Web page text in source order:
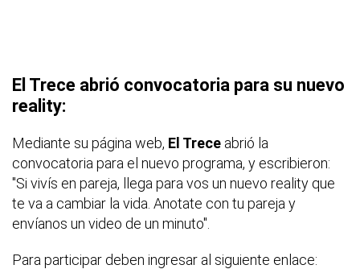
El Trece abrió convocatoria para su nuevo
reality:
Mediante su página web, El Trece abrió la
convocatoria para el nuevo programa, y escribieron:
"Si vivís en pareja, llega para vos un nuevo reality que
te va a cambiar la vida. Anotate con tu pareja y
envíanos un video de un minuto".
Para participar deben ingresar al siguiente enlace: